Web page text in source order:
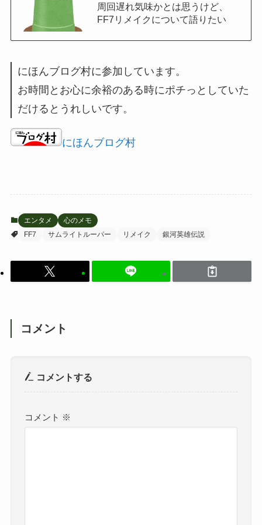
周回遅れ気味かとは思うけど、
FF7リメイクについて語りたい
にほんブログ村に参加しています。
お時間とお心に余裕のある時にポチっとしていた
だけるとうれしいです。
にほんブログ村
エンタメ
心のメモ
FF7
サムライトルーパー リメイク 銀河英雄伝説
コメント
コメントする
コメント ※